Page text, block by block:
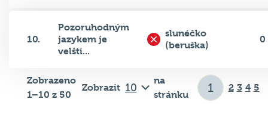
10.
Pozoruhodným
jazykem je
velšti...
slunéčko
(beruška)
0
Zobrazeno
1–10 z 50
Zobrazit
na
stránku
2 3 4 5